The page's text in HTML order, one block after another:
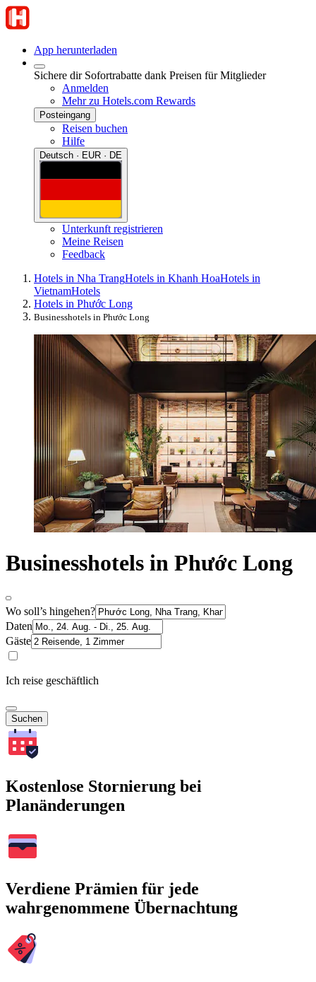
App herunterladen
Sichere dir Sofortrabatte dank Preisen für Mitglieder
Anmelden
Mehr zu Hotels.com Rewards
Posteingang
Reisen buchen
Hilfe
Deutsch · EUR · DE
Unterkunft registrieren
Meine Reisen
Feedback
Hotels in Nha TrangHotels in Khanh HoaHotels in
VietnamHotels
Hotels in Phước Long
Businesshotels in Phước Long
Businesshotels in Phước Long
Wo soll’s hingehen?
Daten
Gäste
Ich reise geschäftlich
Suchen
Kostenlose Stornierung bei
Planänderungen
Verdiene Prämien für jede
wahrgenommene Übernachtung